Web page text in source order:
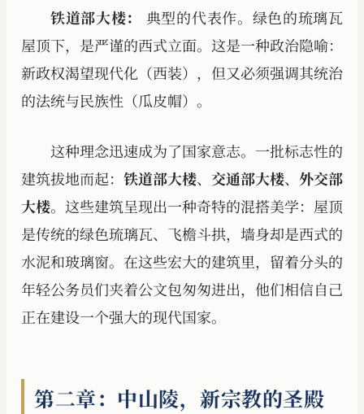
铁道部大楼：
典型的代表作。绿色的琉璃瓦
屋顶下，是严谨的西式立面。这是一种政治隐喻：
新政权渴望现代化（西装），但又必须强调其统治
的法统与民族性（瓜皮帽）。
这种理念迅速成为了国家意志。一批标志性的
建筑拔地而起： 铁道部大楼、 交通部大楼、 外交部
大楼。这些建筑呈现出一种奇特的混搭美学：屋顶
是传统的绿色琉璃瓦、飞檐斗拱，墙身却是西式的
水泥和玻璃窗。在这些宏大的建筑里，留着分头的
年轻公务员们夹着公文包匆匆进出，他们相信自己
正在建设一个强大的现代国家。
第二章：中山陵，新宗教的圣殿